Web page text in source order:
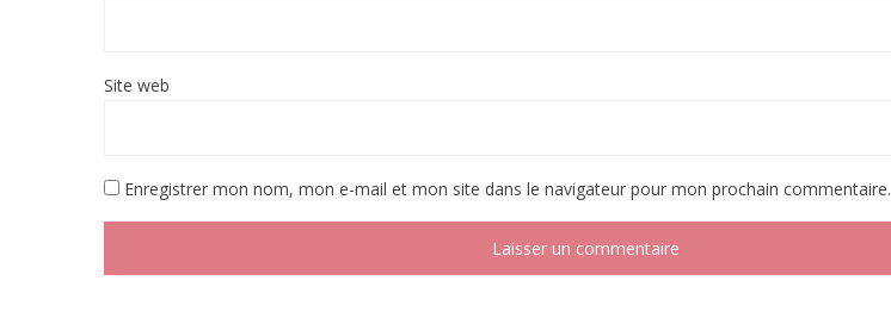
Site web
Enregistrer mon nom, mon e-mail et mon site dans le navigateur pour mon prochain commentaire.